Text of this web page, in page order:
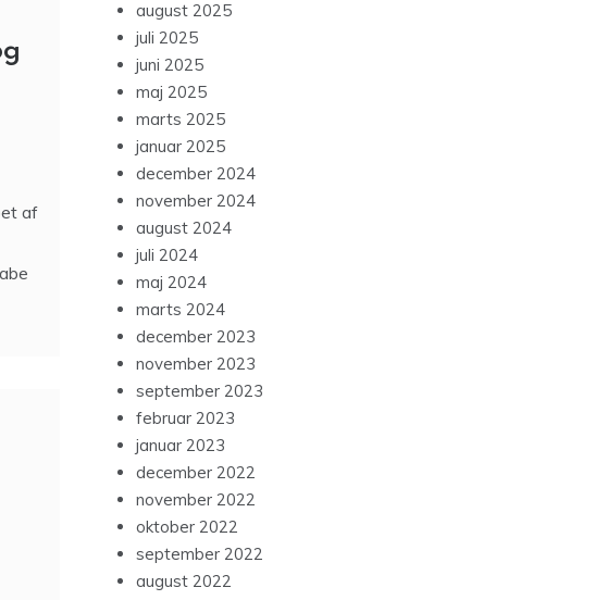
marts 2024
december 2023
november 2023
september 2023
februar 2023
januar 2023
december 2022
november 2022
oktober 2022
september 2022
august 2022
juli 2022
juni 2022
maj 2022
april 2022
marts 2022
februar 2022
januar 2022
december 2021
november 2021
oktober 2021
september 2021